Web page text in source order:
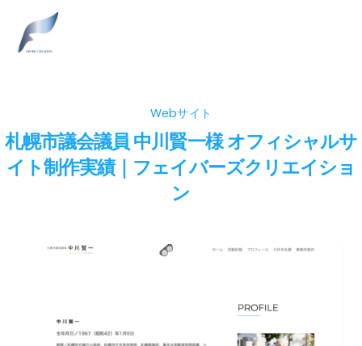
content
Webサイト
札幌市議会議員 中川賢一様 オフィシャルサ
イト制作実績｜フェイバーズクリエイショ
ン